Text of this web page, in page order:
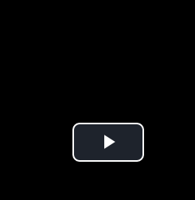
Play